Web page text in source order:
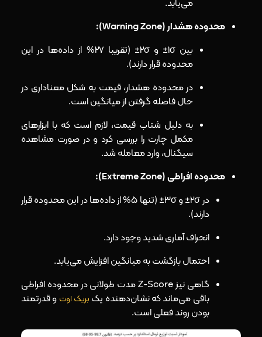
می‌یابد.
محدوده هشدار (Warning Zone):
بین 1σ± و 2σ± (تقریبا 27% از داده‌ها در این
محدوده قرار دارند).
در محدوده هشدار، قیمت به شکل معناداری در
حال فاصله گرفتن از میانگین است.
به دلیل شتاب قیمت، لازم است که با ابزارهای
مکمل چارت را بررسی کرد و در صورت مشاهده
سیگنال، وارد معامله شد.
محدوده افراطی (Extreme Zone):
در 2σ± و 3σ± (تنها 5% از داده‌ها در این محدوده قرار
دارند).
انحراف آماری شدید وجود دارد.
احتمال بازگشت به میانگین افزایش می‌یابد.
گاهی نیز Z-Score مدت طولانی در محدوده افراطی
باقی می‌ماند که نشان‌دهنده یک بریک اوت و قدرتمند
بودن روند فعلی است.